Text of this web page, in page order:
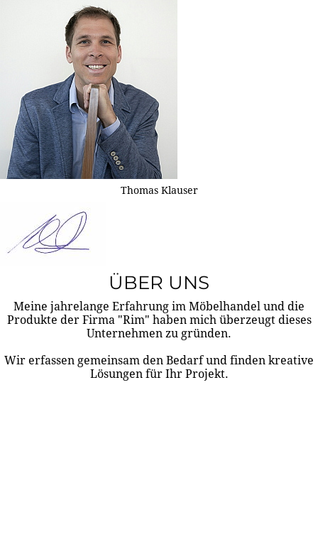
Thomas Klauser
ÜBER UNS
Meine jahrelange Erfahrung im Möbelhandel und die
Produkte der Firma "Rim" haben mich überzeugt dieses
Unternehmen zu gründen.
Wir erfassen gemeinsam den Bedarf und finden kreative
Lösungen für Ihr Projekt.